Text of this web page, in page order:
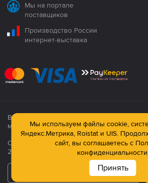
Мы на портале
поставщиков
Производство России
интернет-выставка
Все продукция сертифицирована.
материалов сайта строго запрещено!
Официальный сайт компании: © ООО ПК
2003—2026
Мы используем файлы cookie,
Яндекс.Метрика, Roistat и UIS.
сайт, вы соглашаетесь с
Принять